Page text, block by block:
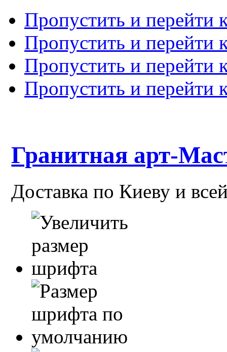
Пропустить и перейти
Пропустить и перейти
Пропустить и перейти
Пропустить и перейти
Гранитная арт-
Доставка по Киеву и